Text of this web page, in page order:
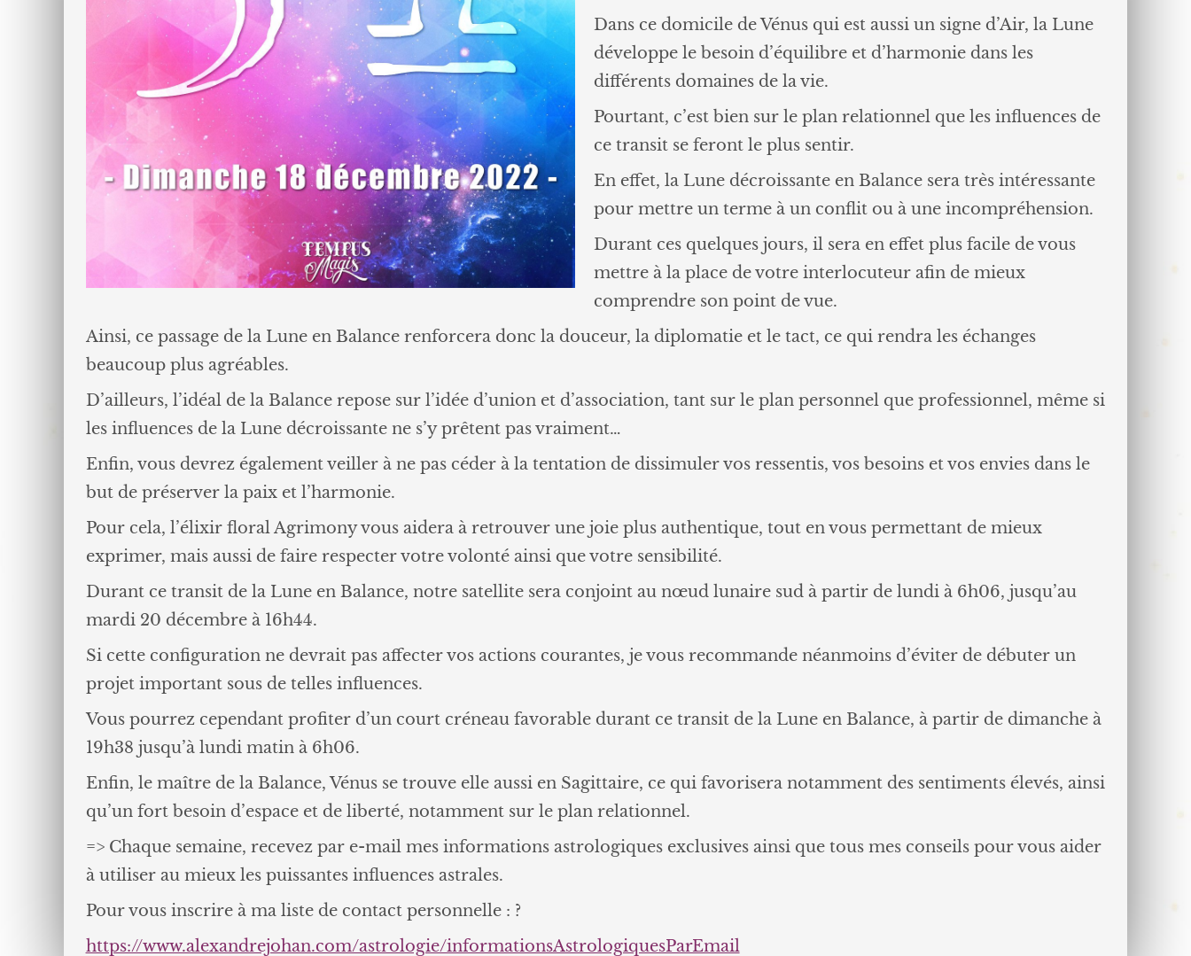
Dans ce domicile de Vénus qui est aussi un signe d’Air, la Lune
développe le besoin d’équilibre et d’harmonie dans les
différents domaines de la vie.
Pourtant, c’est bien sur le plan relationnel que les influences de
ce transit se feront le plus sentir.
En effet, la Lune décroissante en Balance sera très intéressante
pour mettre un terme à un conflit ou à une incompréhension.
Durant ces quelques jours, il sera en effet plus facile de vous
mettre à la place de votre interlocuteur afin de mieux
comprendre son point de vue.
Ainsi, ce passage de la Lune en Balance renforcera donc la douceur, la diplomatie et le tact, ce qui rendra les échanges
beaucoup plus agréables.
D’ailleurs, l’idéal de la Balance repose sur l’idée d’union et d’association, tant sur le plan personnel que professionnel, même si
les influences de la Lune décroissante ne s’y prêtent pas vraiment…
Enfin, vous devrez également veiller à ne pas céder à la tentation de dissimuler vos ressentis, vos besoins et vos envies dans le
but de préserver la paix et l’harmonie.
Pour cela, l’élixir floral Agrimony vous aidera à retrouver une joie plus authentique, tout en vous permettant de mieux
exprimer, mais aussi de faire respecter votre volonté ainsi que votre sensibilité.
Durant ce transit de la Lune en Balance, notre satellite sera conjoint au nœud lunaire sud à partir de lundi à 6h06, jusqu’au
mardi 20 décembre à 16h44.
Si cette configuration ne devrait pas affecter vos actions courantes, je vous recommande néanmoins d’éviter de débuter un
projet important sous de telles influences.
Vous pourrez cependant profiter d’un court créneau favorable durant ce transit de la Lune en Balance, à partir de dimanche à
19h38 jusqu’à lundi matin à 6h06.
Enfin, le maître de la Balance, Vénus se trouve elle aussi en Sagittaire, ce qui favorisera notamment des sentiments élevés, ainsi
qu’un fort besoin d’espace et de liberté, notamment sur le plan relationnel.
=> Chaque semaine, recevez par e-mail mes informations astrologiques exclusives ainsi que tous mes conseils pour vous aider
à utiliser au mieux les puissantes influences astrales.
Pour vous inscrire à ma liste de contact personnelle : ?
https://www.alexandrejohan.com/astrologie/informationsAstrologiquesParEmail